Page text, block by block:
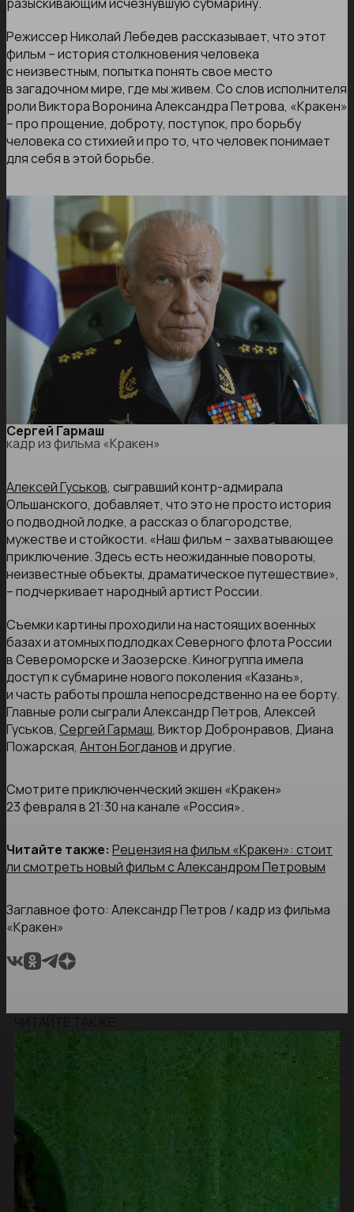
разыскивающим исчезнувшую субмарину.
Режиссер Николай Лебедев рассказывает, что этот
фильм – история столкновения человека
с неизвестным, попытка понять свое место
в загадочном мире, где мы живем. Со слов исполнителя
роли Виктора Воронина Александра Петрова, «Кракен»
– про прощение, доброту, поступок, про борьбу
человека со стихией и про то, что человек понимает
для себя в этой борьбе.
Сергей Гармаш
кадр из фильма «Кракен»
Алексей Гуськов, сыгравший контр-адмирала
Ольшанского, добавляет, что это не просто история
о подводной лодке, а рассказ о благородстве,
мужестве и стойкости. «Наш фильм – захватывающее
приключение. Здесь есть неожиданные повороты,
неизвестные объекты, драматическое путешествие»,
– подчеркивает народный артист России.
Съемки картины проходили на настоящих военных
базах и атомных подлодках Северного флота России
в Североморске и Заозерске. Киногруппа имела
доступ к субмарине нового поколения «Казань»,
и часть работы прошла непосредственно на ее борту.
Главные роли сыграли Александр Петров, Алексей
Гуськов, Сергей Гармаш, Виктор Добронравов, Диана
Пожарская, Антон Богданови другие.
Смотрите приключенческий экшен «Кракен»
23 февраля в 21:30 на канале «Россия».
Читайте также: Рецензия на фильм «Кракен»: стоит
ли смотреть новый фильм с Александром Петровым
Заглавное фото: Александр Петров / кадр из фильма
«Кракен»